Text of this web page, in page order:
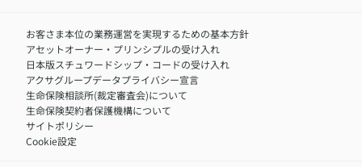
お客さま本位の業務運営を実現するための基本方針
アセットオーナー・プリンシプルの受け入れ
日本版スチュワードシップ・コードの受け入れ
アクサグループデータプライバシー宣言
生命保険相談所(裁定審査会)について
生命保険契約者保護機構について
サイトポリシー
Cookie設定